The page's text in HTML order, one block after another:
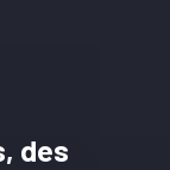
des